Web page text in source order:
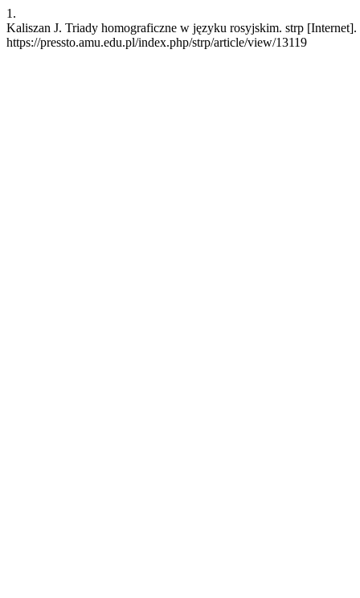
1.
Kaliszan J. Triady homograficzne w języku rosyjskim. strp
https://pressto.amu.edu.pl/index.php/strp/article/view/13119